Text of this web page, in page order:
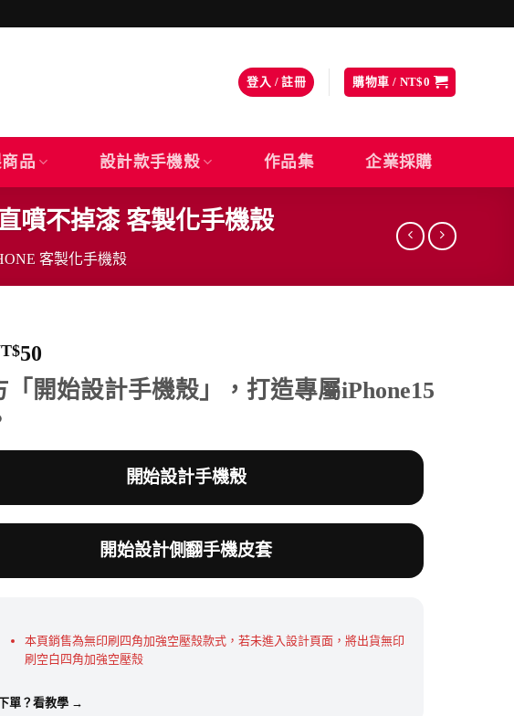
登入 / 註冊 購物車 / NT$0
品 設計款手機殼 作品集 企業採購
噴不掉漆 客製化手機殼
客製化手機殼
：
50
前
價
「開始設計手機殼」，打造專屬iPhone15
開始設計手機殼
開始設計側翻手機皮套
本頁銷售為無印刷四角加強空壓殼款式，若未進入設計頁面，將出貨無印
刷空白四角加強空壓殼
單？看教學 →